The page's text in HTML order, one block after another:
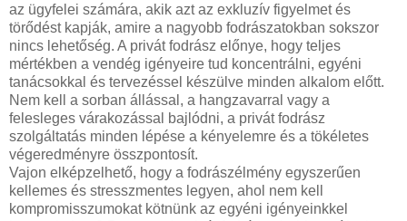
az ügyfelei számára, akik azt az exkluzív figyelmet és
törődést kapják, amire a nagyobb fodrászatokban sokszor
nincs lehetőség. A privát fodrász előnye, hogy teljes
mértékben a vendég igényeire tud koncentrálni, egyéni
tanácsokkal és tervezéssel készülve minden alkalom előtt.
Nem kell a sorban állással, a hangzavarral vagy a
felesleges várakozással bajlódni, a privát fodrász
szolgáltatás minden lépése a kényelemre és a tökéletes
végeredményre összpontosít.
Vajon elképzelhető, hogy a fodrászélmény egyszerűen
kellemes és stresszmentes legyen, ahol nem kell
kompromisszumokat kötnünk az egyéni igényeinkkel